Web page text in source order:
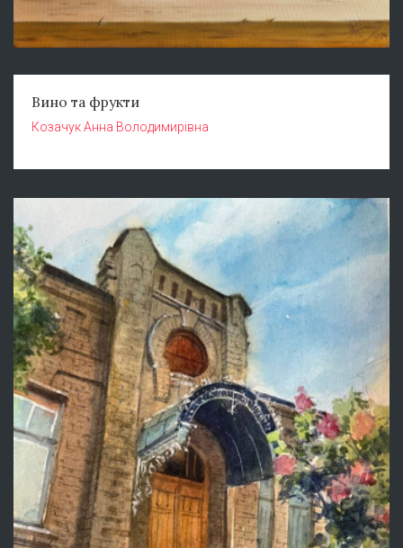
Вино та фрукти
Козачук Анна Володимирівна